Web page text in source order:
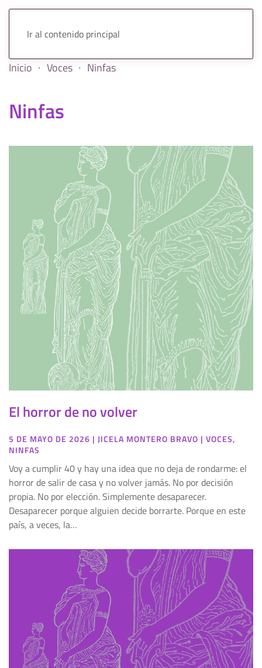
Ir al contenido principal
Inicio Voces Ninfas
Ninfas
El horror de no volver
5 DE MAYO DE 2026 | JICELA MONTERO BRAVO | VOCES,
NINFAS
Voy a cumplir 40 y hay una idea que no deja de rondarme: el
horror de salir de casa y no volver jamás. No por decisión
propia. No por elección. Simplemente desaparecer.
Desaparecer porque alguien decide borrarte. Porque en este
país, a veces, la…